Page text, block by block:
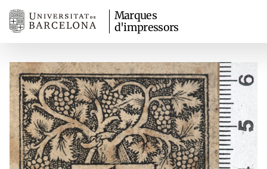
Marques
d'impressors